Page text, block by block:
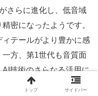
さらに進化し、低音域
密になったようです。
テールがより豊かに感
方、第1世代も音質面
技術のさらなる活用に
なっています。
トップ サイドバー